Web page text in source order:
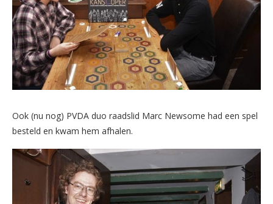
Ook (nu nog) PVDA duo raadslid Marc Newsome had een spel
besteld en kwam hem afhalen.